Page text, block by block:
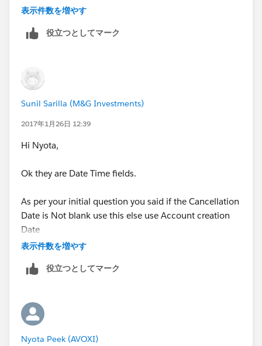
account to be: 68
Cancellation Date is not blank. So if cancellation date
is not blank, then subtract account date from
cancellation date and that stays static, but where
cancellation is blank it continues to use account
表示件数を増やす
役立つとしてマーク
Sunil Sarilla (M&G Investments)
2017年1月26日 12:39
Hi Nyota,
Ok they are Date Time fields.
As per your initial question you said if the Cancellation
Date is Not blank use this else use Account creation
Date
way around i.e. Use Account creation Date if its not
BLANKVALUE formula
TODAY() -
表示件数を増やす
役立つとしてマーク
Nyota Peek (AVOXI)